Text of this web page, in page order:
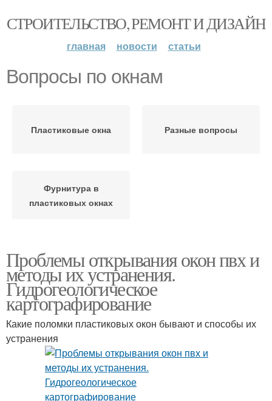
СТРОИТЕЛЬСТВО, РЕМОНТ И ДИЗАЙН
главная новости статьи
Вопросы по окнам
Пластиковые окна Разные вопросы
Фурнитура в
пластиковых окнах
Проблемы открывания окон пвх и
методы их устранения.
Гидрогеологическое
картографирование
Какие поломки пластиковых окон бывают и способы их
устранения